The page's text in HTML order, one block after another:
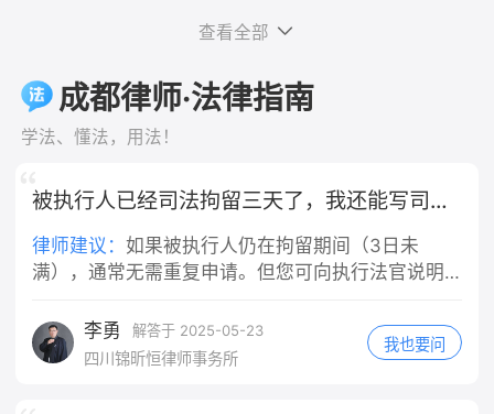
过失"，需要结合具体案情综合判断，并非任何
机关，实践中会根据事故责任认定、违规程度等
因素综合判断。
担。 车辆维修费：机动车的车损，会按
照责任比例，由你承担主要部分。
定全部证据 保存路口监控线索、就医病
历、检查报告、医疗票据；向交警提
出：机动车行经路口未尽观察、减速注
2. 责任认定抗辩要点 闯红灯是主要过
错，但机动车通过交叉路口负有法定减
速、瞭望义务，请求认定机动车承担次
要责任，不要申请全责认定。 3. 不要
所有医疗费只能自行承担大部分，且还
要赔偿对方车辆维修费用。 四、责任
录：和房东反映跳蚤问题、提出退房的
微信/短信/通话录音； 3. 合同+缴费凭
款截图。 二、分步维权操作 1. 先行书
面协商（成本最低） 向房东发送文字催
告（微信/短信留痕），参考话术： 依
无法正常居住，属于你方违约，现正式
房押金，你方私自扣除1000元没有合同
及法律依据，逾期不退我将向住建部门
无果后） - 12345政务热线：拨打热线
投诉租房纠纷，属地住建局/市场监管介
明确规定，法律依据是《中华人民共和
款："用人单位的工作人员因执行工作任
务造成他人损害的，由用人单位承担侵
权责任。" 一、公司承担的是"替代责
是，公司的赔偿责任和你是否有过错是
两回事。根据法律规定，用人单位承担
的是无过错替代责任——也就是说，只
要你是在执行工作任务的过程中造成他
错，公司都要承担赔偿责任，这是法律
的强制性规定。 二、"工作任务"的认定
是关键 你提到"是工作任务"，这一点非
查看全部
成都律师·法律指南
学法、懂法，用法！
被执行人已经司法拘留三天了，我还能写司法拘留申请书吗
律师建议： 如果被执行人仍在拘留期间（3日未
满），通常无需重复申请。但您可向执行法官说明
（如列入失信名单、限制高消费等）。
李勇 解答于 2025-05-23
四川锦昕恒律师事务所
我也要问